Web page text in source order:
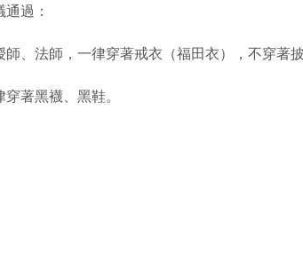
過：
、法師，一律穿著戒衣（福田衣），不穿著
著黑襪、黑鞋。